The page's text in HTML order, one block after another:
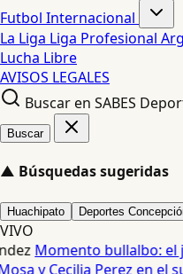
Futbol Internacional
La Liga Liga Profesional
Lucha Libre
AVISOS LEGALES
Buscar en SABES
Buscar
▲ Búsquedas sugeridas
Huachipato Deportes
VIVO
Momento bullalbo: el
y Cecilia Perez en el